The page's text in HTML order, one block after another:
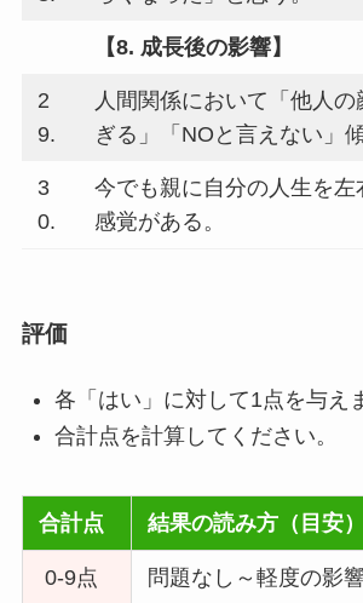
【8. 成長後の影響】
2
9.
人間関係において「他人
ぎる」「NOと言えない」
3
0.
今でも親に自分の人生を左
感覚がある。
評価
各「はい」に対して1点を与え
合計点を計算してください。
合計点 結果の読み方（目安）
0-9点 問題なし～軽度の影